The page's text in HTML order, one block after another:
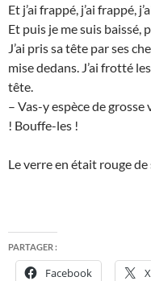
Et j’ai frappé, j’ai frappé,
Et puis je me suis baissé,
J’ai pris sa tête par ses
mise dedans. J’ai frotté
tête.
– Vas-y espèce de
! Bouffe-les !
Le verre en était rouge de
PARTAGER :
Facebook X